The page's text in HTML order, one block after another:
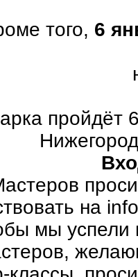
того, 6
пройдёт
на
мы успели